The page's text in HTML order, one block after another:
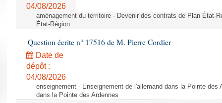
04/08/2026
aménagement du territoire - Devenir des contrats de Plan État-
État-Région
Question écrite n° 17516 de M. Pierre Cordier
Date de
dépôt :
04/08/2026
enseignement - Enseignement de l'allemand dans la Pointe des
dans la Pointe des Ardennes